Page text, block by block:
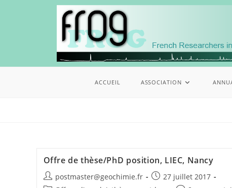
ACCUEIL ASSOCIATION
Offre de thèse/PhD position, LIEC, Nancy
postmaster@geochimie.fr
27 juillet 2017